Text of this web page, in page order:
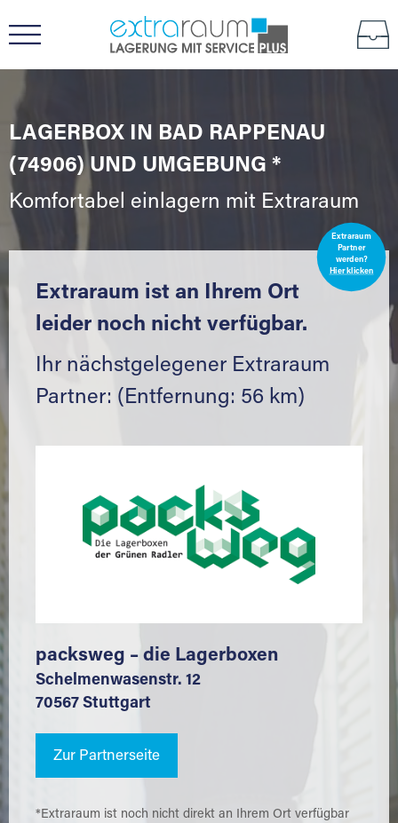
LAGERBOX IN BAD RAPPENAU
(74906) UND UMGEBUNG *
Komfortabel einlagern mit Extraraum
Extraraum
Partner
werden?
Hier klicken
Extraraum ist an Ihrem Ort
leider noch nicht verfügbar.
Ihr nächstgelegener Extraraum
Partner: (Entfernung: 56 km)
packsweg – die Lagerboxen
Schelmenwasenstr. 12
70567 Stuttgart
Zur Partnerseite
*Extraraum ist noch nicht direkt an Ihrem Ort verfügbar